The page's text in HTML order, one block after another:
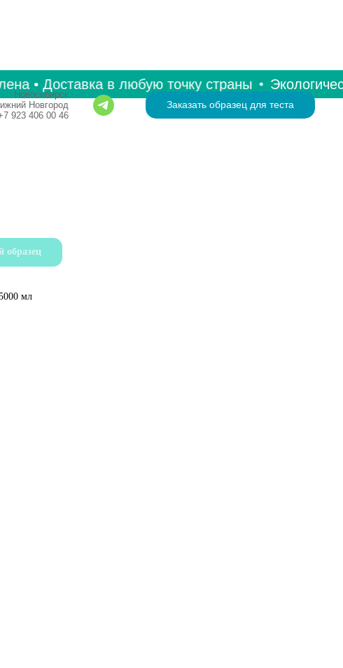
Новосибирск
Новгород
923 406 00 46
Заказать образец для теста
• Доставка в любую точку страны
образец
мл